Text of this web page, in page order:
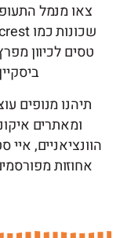
צאו מנמל
טסים לכיוון
תיהנו מנופים
ומאתרים
הוונציאניים,
אחוזות